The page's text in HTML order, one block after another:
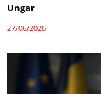
Ungar
27/06/2026